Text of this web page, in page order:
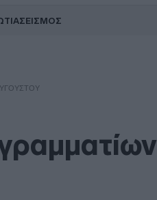
ΣΕΙΣΜΟΣ